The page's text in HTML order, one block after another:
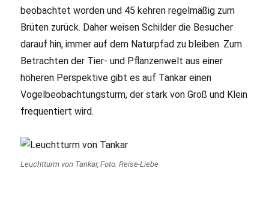
beobachtet worden und 45 kehren regelmäßig zum
Brüten zurück. Daher weisen Schilder die Besucher
darauf hin, immer auf dem Naturpfad zu bleiben. Zum
Betrachten der Tier- und Pflanzenwelt aus einer
höheren Perspektive gibt es auf Tankar einen
Vogelbeobachtungsturm, der stark von Groß und Klein
frequentiert wird.
Leuchtturm von Tankar, Foto: Reise-Liebe